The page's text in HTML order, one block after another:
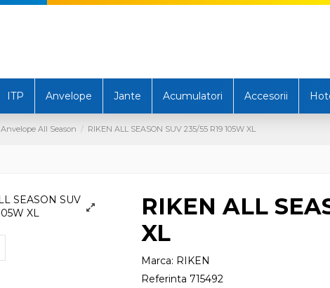
ITP Anvelope Jante Acumulatori Accesorii
Anvelope All Season RIKEN ALL SEASON SUV 235/55 R19 105W XL
RIKEN ALL
XL
Marca: RIKEN
Referinta 715492